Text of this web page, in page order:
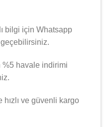
bilgi için Whatsapp
havale indirimi
ve güvenli kargo